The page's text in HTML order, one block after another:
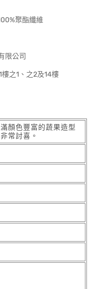
聚酯纖維
限公司
之1、之2及14樓
顏色豐富的蔬果造型
常討喜。